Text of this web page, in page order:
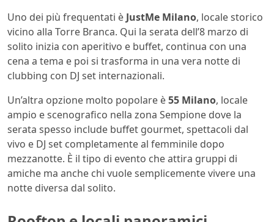
Uno dei più frequentati è JustMe Milano, locale storico
vicino alla Torre Branca. Qui la serata dell’8 marzo di
solito inizia con aperitivo e buffet, continua con una
cena a tema e poi si trasforma in una vera notte di
clubbing con DJ set internazionali.
Un’altra opzione molto popolare è55 Milano, locale
ampio e scenografico nella zona Sempione dove la
serata spesso include buffet gourmet, spettacoli dal
vivo e DJ set completamente al femminile dopo
mezzanotte. È il tipo di evento che attira gruppi di
amiche ma anche chi vuole semplicemente vivere una
notte diversa dal solito.